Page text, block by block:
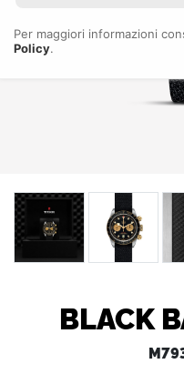
BLACK
Per maggiori informazioni
Policy.